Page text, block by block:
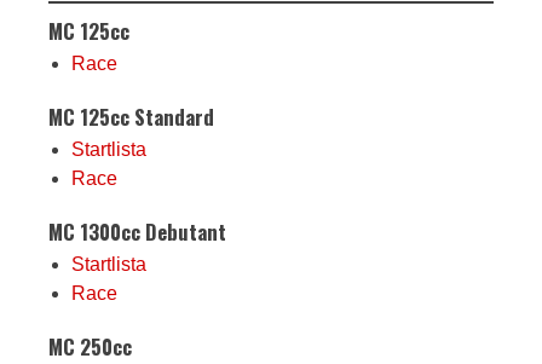
MC 125cc
Race
MC 125cc Standard
Startlista
Race
MC 1300cc Debutant
Startlista
Race
MC 250cc